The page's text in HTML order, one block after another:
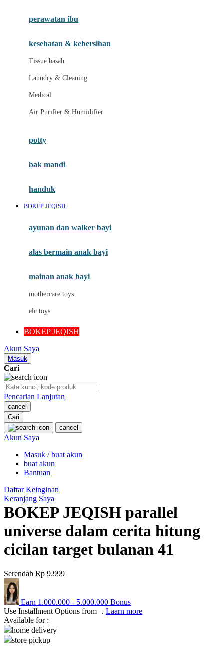
Mamaway
Maxi Cosi
Megabloks
Micro
MiDeer
Moby
My Buddy Tag
My K
Oh Ma Grain
P
Peachy
Phil & Ted's
Philips Avent
Pigeon
Ponycycle
Puma
Q
QV Baby
perawatan ibu
kesehatan & kebersihan
Tissue basah
Laundry & Cleaning
Medical
Air Purifier & Humidifier
potty
bak mandi
handuk
BOKEP JEQISH
ayunan dan walker bayi
alas bermain anak bayi
mainan anak bayi
mothercare toys
elc toys
BOKEP JEQISH
Akun Saya
Masuk
Cari
Pencarian Lanjutan
cancel
Cari
cancel
Akun Saya
Masuk / buat akun
buat akun
Bantuan
Daftar Keinginan
Keranjang Saya
BOKEP JEQISH parallel
universe dalam cerita hitung
cicilan target bulanan 41
Serendah Rp 9.999
Earn 1.000.000 - 5.000.000 Bonus
Use Installment Options from
. Laarn more
Available for :
home delivery
store pickup